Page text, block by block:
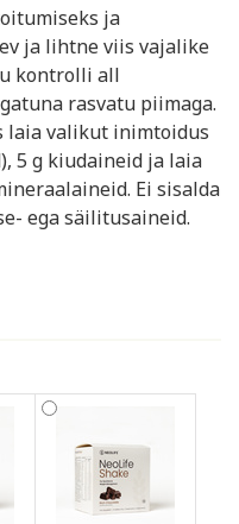
ja
ja lihtne viis vajalike
kontrolli all
rasvatu piimaga.
laia valikut inimtoidus
5 g kiudaineid ja laia
Ei sisalda
ega säilitusaineid.